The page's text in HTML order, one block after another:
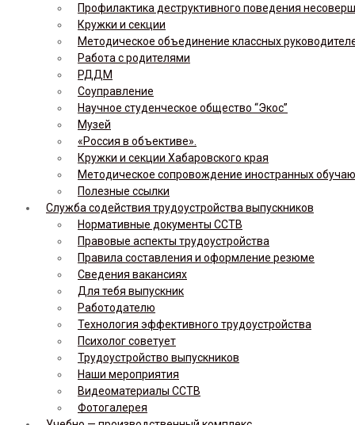
Профилактика деструктивного поведения
Кружки и секции
Методическое объединение классных
Работа с родителями
РДДМ
Соуправление
Научное студенческое общество “Экос”
Музей
«Россия в объективе».
Кружки и секции Хабаровского края
Методическое сопровождение иностранных
Полезные ссылки
Служба содействия трудоустройства выпускников
Нормативные документы ССТВ
Правовые аспекты трудоустройства
Правила составления и оформление резюме
Сведения вакансиях
Для тебя выпускник
Работодателю
Технология эффективного трудоустройства
Психолог советует
Трудоустройство выпускников
Наши мероприятия
Видеоматериалы ССТВ
Фотогалерея